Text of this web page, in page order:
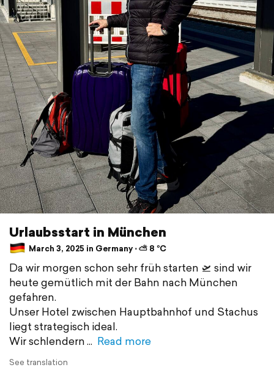
Urlaubsstart in München
March 3, 2025 in Germany ⋅ ⛅ 8 °C
Da wir morgen schon sehr früh starten 🛫 sind wir
heute gemütlich mit der Bahn nach München
gefahren.
Unser Hotel zwischen Hauptbahnhof und Stachus
liegt strategisch ideal.
Wir schlendern
Read more
See translation